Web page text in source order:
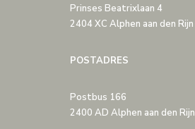
Prinses Beatrixlaan 4
2404 XC Alphen aan den Rijn
POSTADRES
Postbus 166
2400 AD Alphen aan den Rijn